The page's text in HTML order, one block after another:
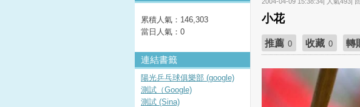
小花
推薦 0 收藏 0 轉
累積人氣： 146,303
當日人氣： 0
連結書籤
陽光乒乓球俱樂部 (google)
測試（Google)
測試 (Sina)